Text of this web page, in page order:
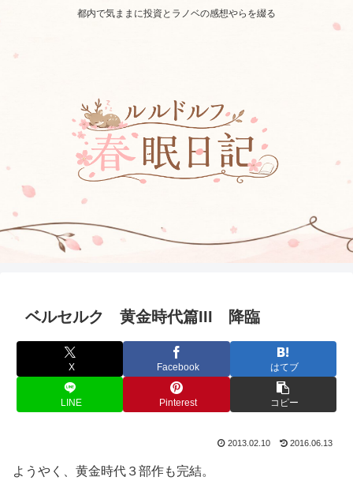
都内で気ままに投資とラノベの感想やらを綴る
ベルセルク 黄金時代篇III 降臨
X Facebook はてブ
LINE Pinterest コピー
2013.02.10 2016.06.13
ようやく、黄金時代３部作も完結。